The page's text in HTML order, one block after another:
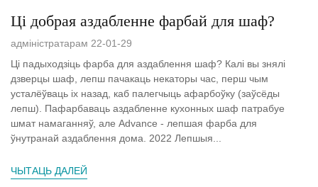
Ці добрая аздабленне фарбай для шаф?
адміністратарам 22-01-29
Ці падыходзіць фарба для аздаблення шаф? Калі вы знялі
дзверцы шаф, лепш пачакаць некаторы час, перш чым
усталёўваць іх назад, каб палегчыць афарбоўку (заўсёды
лепш). Пафарбаваць аздабленне кухонных шаф патрабуе
шмат намаганняў, але Advance - лепшая фарба для
ўнутранай аздаблення дома. 2022 Лепшыя...
ЧЫТАЦЬ ДАЛЕЙ